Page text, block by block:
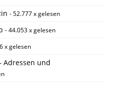
- 52.777 x gelesen
- 44.053 x gelesen
x gelesen
Adressen und